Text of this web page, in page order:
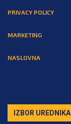
PRIVACY POLICY
MARKETING
NASLOVNA
IZBOR UREDNIKA